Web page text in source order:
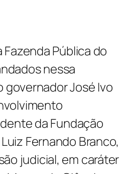
Fazenda Pública do
nessa
governador José Ivo
da Fundação
Fernando Branco,
judicial, em caráter